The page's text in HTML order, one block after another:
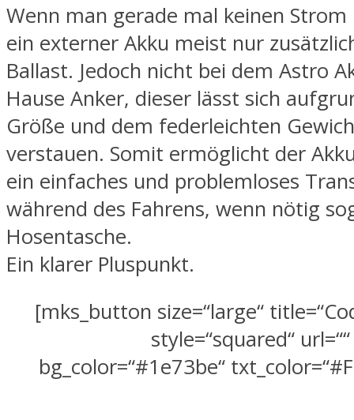
Wenn man gerade mal keinen
ein externer Akku meist nur
Ballast. Jedoch nicht bei dem Astro
Hause Anker, dieser lässt sich
Größe und dem federleichten
verstauen. Somit ermöglicht der
ein einfaches und problemloses
während des Fahrens, wenn nötig
Hosentasche.
Ein klarer Pluspunkt.
[mks_button size=“large“
style=“squared“
bg_color=“#1e73be“